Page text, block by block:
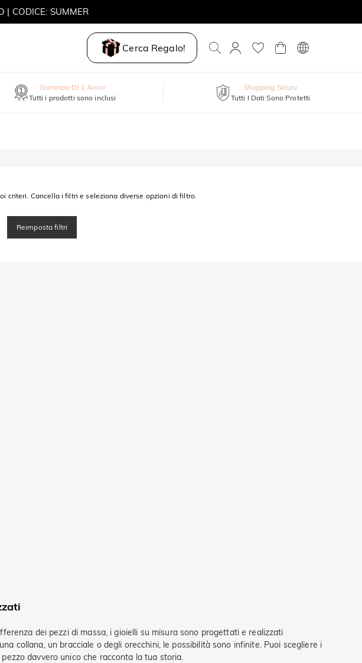
| CODICE: SUMMER
Cerca Regalo!
Garanzia Di 1 Anno
Tutti i prodotti sono inclusi
Shopping Sicuro
Tutti I Dati Sono Protetti
criteri. Cancella i filtri e seleziona diverse opzioni di filtro.
Reimposta filtri
dei pezzi di massa, i gioielli su misura sono progettati e realizzati
collana, un bracciale o degli orecchini, le possibilità sono infinite. Puoi scegliere i
davvero unico che racconta la tua storia.